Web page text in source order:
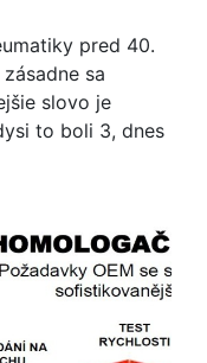
pred 40.
sa
slovo je
to boli 3, dnes